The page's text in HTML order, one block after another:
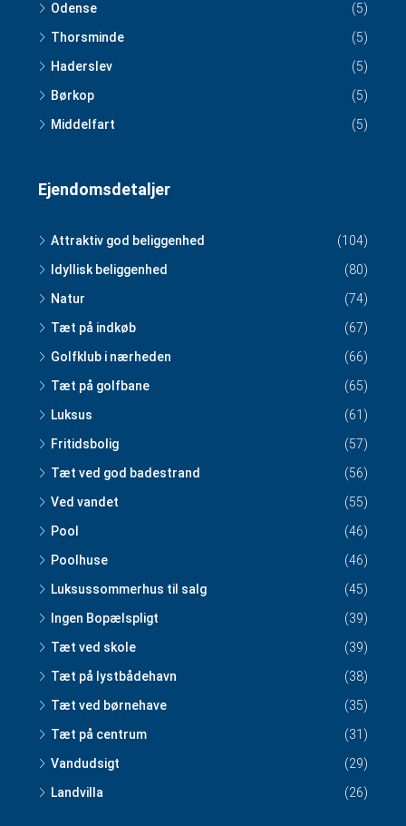
Odense
(5)
Thorsminde
(5)
Haderslev
(5)
Børkop
(5)
Middelfart
(5)
Ejendomsdetaljer
Attraktiv god beliggenhed
(104)
Idyllisk beliggenhed
(80)
Natur
(74)
Tæt på indkøb
(67)
Golfklub i nærheden
(66)
Tæt på golfbane
(65)
Luksus
(61)
Fritidsbolig
(57)
Tæt ved god badestrand
(56)
Ved vandet
(55)
Pool
(46)
Poolhuse
(46)
Luksussommerhus til salg
(45)
Ingen Bopælspligt
(39)
Tæt ved skole
(39)
Tæt på lystbådehavn
(38)
Tæt ved børnehave
(35)
Tæt på centrum
(31)
Vandudsigt
(29)
Landvilla
(26)